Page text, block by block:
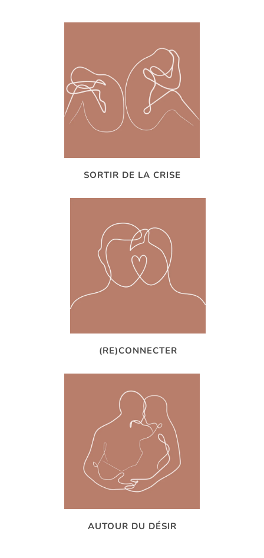
SORTIR DE LA CRISE
(RE)CONNECTER
AUTOUR DU DÉSIR